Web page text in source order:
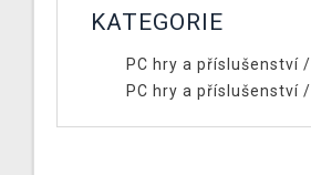
KATEGORIE
PC hry a příslušenství/
PC hry a příslušenství/